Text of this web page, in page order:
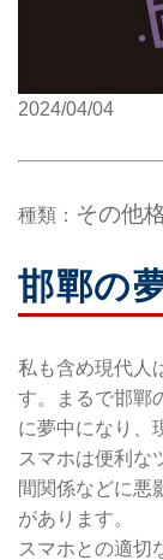
2024/04/04
種類： その他
邯鄲の
私も含め現代人
す。まるで邯鄲
に夢中になり、
スマホは便利な
間関係などに悪
があります。
スマホとの適切